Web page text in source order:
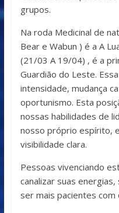
grupos.
Na roda Medicinal de
Bear e Wabun ) é a A
(21/03 A 19/04) , é a
Guardião do Leste.
intensidade, mudança
oportunismo. Esta
nossas habilidades de
nosso próprio espírito,
visibilidade clara.
Pessoas vivenciando
canalizar suas
ser mais pacientes com